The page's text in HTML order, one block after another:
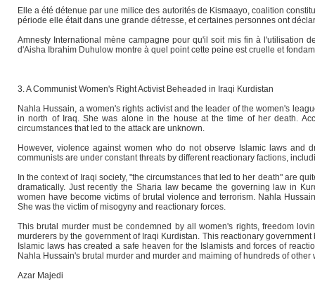
Elle a été détenue par une milice des autorités de Kismaayo, coalition
période elle était dans une grande détresse, et certaines personnes ont
Amnesty International mène campagne pour qu'il soit mis fin à l'utilisation
d'Aisha Ibrahim Duhulow montre à quel point cette peine est cruelle et
3. A Communist Women's Right Activist Beheaded in Iraqi Kurdistan
Nahla Hussain, a women's rights activist and the leader of the women's
in north of Iraq. She was alone in the house at the time of her death.
circumstances that led to the attack are unknown.
However, violence against women who do not observe Islamic laws and
communists are under constant threats by different reactionary factions,
In the context of Iraqi society, "the circumstances that led to her death" are
dramatically. Just recently the Sharia law became the governing law in
women have become victims of brutal violence and terrorism. Nahla
She was the victim of misogyny and reactionary forces.
This brutal murder must be condemned by all women's rights, freedom
murderers by the government of Iraqi Kurdistan. This reactionary
Islamic laws has created a safe heaven for the Islamists and forces of
Nahla Hussain's brutal murder and murder and maiming of hundreds of
Azar Majedi